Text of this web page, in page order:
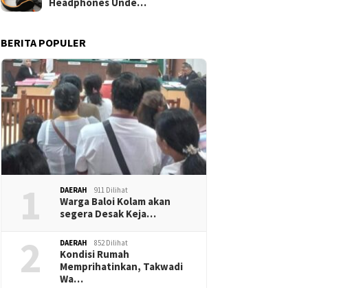
BERITA POPULER
1 DAERAH 911 Dilihat
Warga Baloi Kolam akan
segera Desak Keja…
2 DAERAH 852 Dilihat
Kondisi Rumah
Memprihatinkan, Takwadi
Wa…